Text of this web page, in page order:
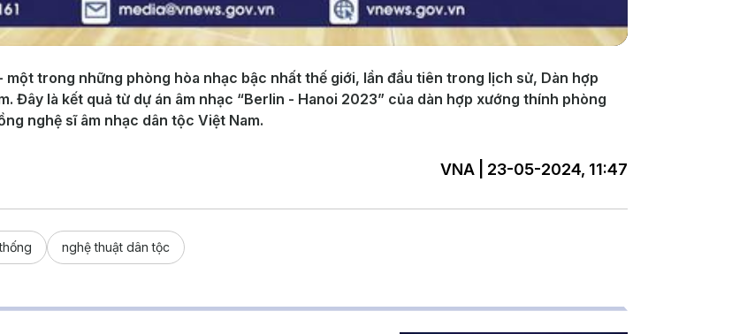
trong những phòng hòa nhạc bậc nhất thế giới, lần đầu tiên trong lịch sử, Dàn hợp
Đây là kết quả từ dự án âm nhạc “Berlin - Hanoi 2023” của dàn hợp xướng thính phòng
nghệ sĩ âm nhạc dân tộc Việt Nam.
VNA | 23-05-2024, 11:47
nghệ thuật dân tộc